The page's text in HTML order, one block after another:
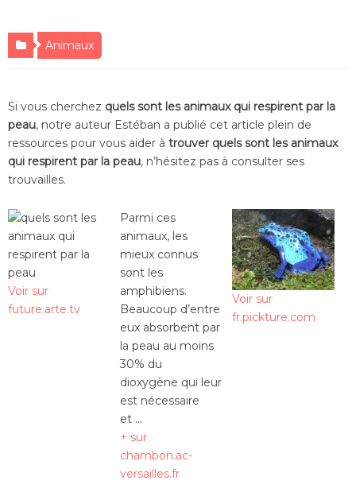
Animaux
Si vous cherchez quels sont les animaux qui respirent par la
peau, notre auteur Estéban a publié cet article plein de
ressources pour vous aider à trouver quels sont les animaux
qui respirent par la peau, n’hésitez pas à consulter ses
trouvailles.
Voir sur
future.arte.tv
Parmi ces
animaux, les
mieux connus
sont les
amphibiens.
Beaucoup d’entre
eux absorbent par
la peau au moins
30% du
dioxygène qui leur
est nécessaire
et …
+ sur
chambon.ac-
versailles.fr
Voir sur
fr.pickture.com